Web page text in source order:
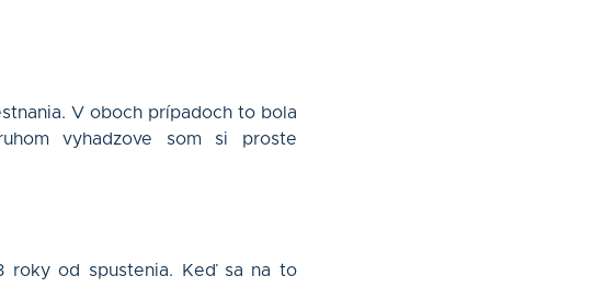
V oboch prípadoch to bola
vyhadzove som si proste
roky od spustenia. Keď sa na to